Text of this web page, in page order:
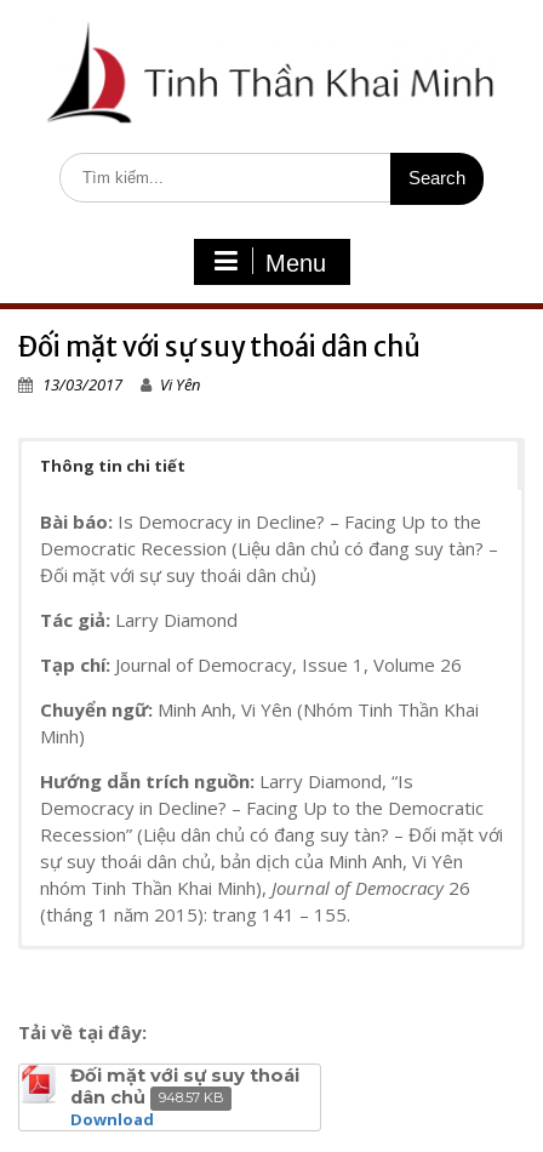
S
e
f
Menu
Đối mặt với sự suy thoái dân chủ
13/03/2017 Vi Yên
Thông tin chi tiết
Bài báo: Is Democracy in Decline? – Facing Up to the
Democratic Recession (Liệu dân chủ có đang suy tàn? –
Đối mặt với sự suy thoái dân chủ)
Tác giả: Larry Diamond
Tạp chí: Journal of Democracy, Issue 1, Volume 26
Chuyển ngữ: Minh Anh, Vi Yên (Nhóm Tinh Thần Khai
Minh)
Hướng dẫn trích nguồn: Larry Diamond, “Is
Democracy in Decline? – Facing Up to the Democratic
Recession” (Liệu dân chủ có đang suy tàn? – Đối mặt với
sự suy thoái dân chủ, bản dịch của Minh Anh, Vi Yên
nhóm Tinh Thần Khai Minh), Journal of Democracy26
(tháng 1 năm 2015): trang 141 – 155.
Tải về tại đây:
Đối mặt với sự suy thoái
dân chủ
948.57 KB
Download